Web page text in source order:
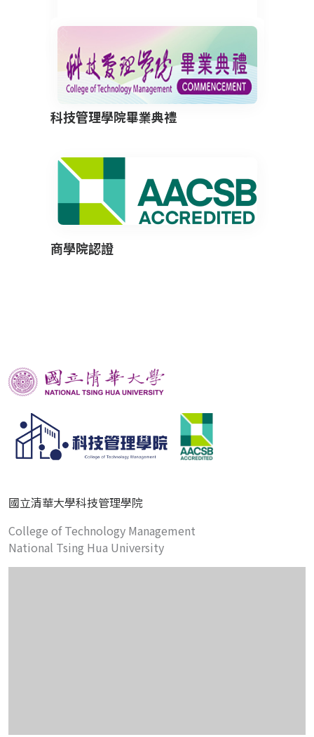
科技管理學院畢業典禮
商學院認證
國立清華大學科技管理學院
College of Technology Management
National Tsing Hua University